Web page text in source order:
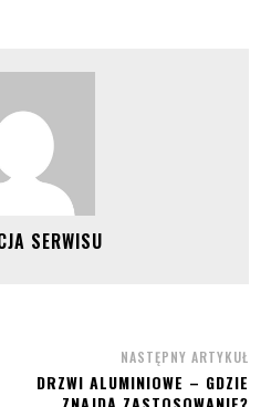
SERWISU
NASTĘPNY ARTYKUŁ
DRZWI ALUMINIOWE – GDZIE